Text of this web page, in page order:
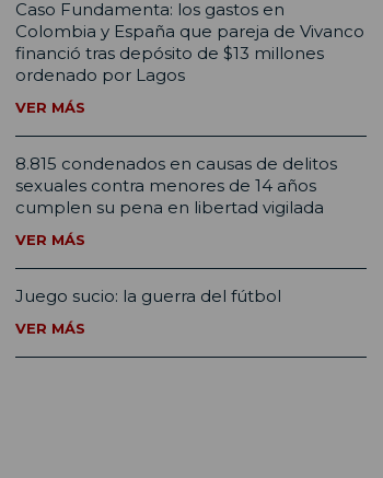
Caso Fundamenta: los gastos en
Colombia y España que pareja de Vivanco
financió tras depósito de $13 millones
ordenado por Lagos
VER MÁS
8.815 condenados en causas de delitos
sexuales contra menores de 14 años
cumplen su pena en libertad vigilada
VER MÁS
Juego sucio: la guerra del fútbol
VER MÁS